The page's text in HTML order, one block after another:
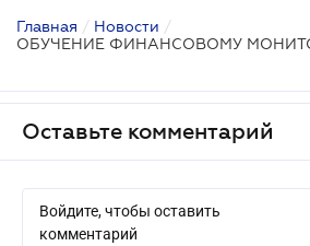
Главная / Новости /
ОБУЧЕНИЕ ФИНАНСОВОМУ
Оставьте комментарий
Войдите, чтобы оставить
комментарий